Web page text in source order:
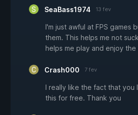
SeaBass1974 13 fev
I'm just awful at FPS games
them. This helps me not
helps me play and enjoy the
Crash000 7 fev
I really like the fact that you
this for free. Thank you